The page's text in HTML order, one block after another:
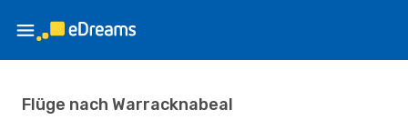
Flüge nach Warracknabeal